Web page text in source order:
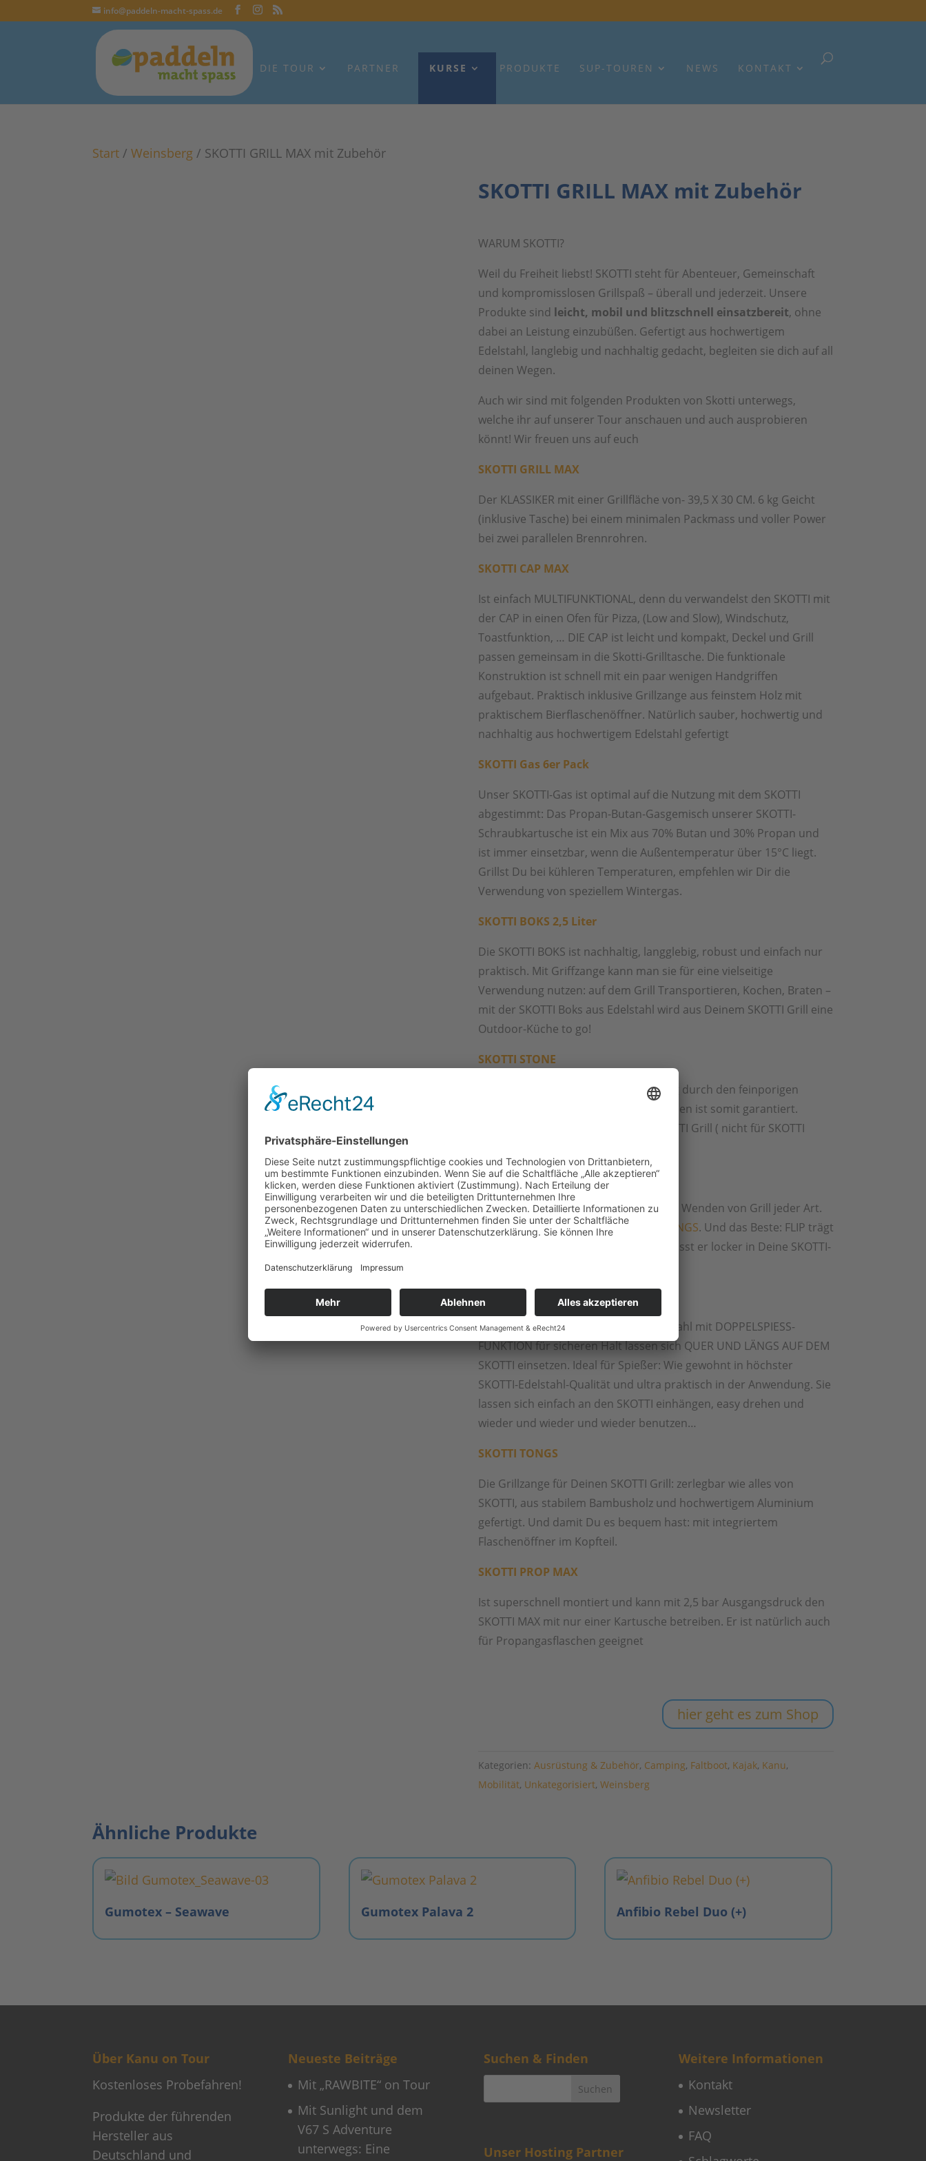
info@paddeln-macht-spass.de
DIE TOUR PARTNER KURSE PRODUKTE SUP-TOUREN NEWS KONTAKT
Start /Weinsberg / SKOTTI GRILL MAX mit Zubehör
SKOTTI GRILL MAX mit Zubehör
WARUM SKOTTI?
Weil du Freiheit liebst! SKOTTI steht für Abenteuer, Gemeinschaft
und kompromisslosen Grillspaß – überall und jederzeit. Unsere
Produkte sind leicht, mobil und blitzschnell einsatzbereit, ohne
dabei an Leistung einzubüßen. Gefertigt aus hochwertigem
Edelstahl, langlebig und nachhaltig gedacht, begleiten sie dich auf all
deinen Wegen.
Auch wir sind mit folgenden Produkten von Skotti unterwegs,
welche ihr auf unserer Tour anschauen und auch ausprobieren
könnt! Wir freuen uns auf euch
SKOTTI GRILL MAX
Der KLASSIKER mit einer Grillfläche von- 39,5 X 30 CM. 6 kg Geicht
(inklusive Tasche) bei einem minimalen Packmass und voller Power
bei zwei parallelen Brennrohren.
SKOTTI CAP MAX
Ist einfach MULTIFUNKTIONAL, denn du verwandelst den SKOTTI mit
der CAP in einen Ofen für Pizza, (Low and Slow), Windschutz,
Toastfunktion, … DIE CAP ist leicht und kompakt, Deckel und Grill
passen gemeinsam in die Skotti-Grilltasche. Die funktionale
Konstruktion ist schnell mit ein paar wenigen Handgriffen
aufgebaut. Praktisch inklusive Grillzange aus feinstem Holz mit
praktischem Bierflaschenöffner. Natürlich sauber, hochwertig und
nachhaltig aus hochwertigem Edelstahl gefertigt
SKOTTI Gas 6er Pack
Unser SKOTTI-Gas ist optimal auf die Nutzung mit dem SKOTTI
abgestimmt: Das Propan-Butan-Gasgemisch unserer SKOTTI-
Schraubkartusche ist ein Mix aus 70% Butan und 30% Propan und
ist immer einsetzbar, wenn die Außentemperatur über 15°C liegt.
Grillst Du bei kühleren Temperaturen, empfehlen wir Dir die
Verwendung von speziellem Wintergas.
SKOTTI BOKS 2,5 Liter
Die SKOTTI BOKS ist nachhaltig, langglebig, robust und einfach nur
praktisch. Mit Griffzange kann man sie für eine vielseitige
Verwendung nutzen: auf dem Grill Transportieren, Kochen, Braten –
mit der SKOTTI Boks aus Edelstahl wird aus Deinem SKOTTI Grill eine
Outdoor-Küche to go!
SKOTTI STONE
Sorgt für eine optimale Hitzeverteilung durch den feinporigen
Cordieritstein. Ein knuspriger Pizzaboden ist somit garantiert.
SKOTTI STONE ist kompatibel mit SKOTTI Grill ( nicht für SKOTTI
SKOTTI FLIP
Ist nachhaltig, langlebig und Ideal zum Wenden von Grill jeder Art.
Ideal kombinierbar mit denSKOTTI TONGS. Und das Beste: FLIP trägt
nicht auf. Durch seine kleinen Maße passt er locker in Deine SKOTTI-
6 Grillspieße aus hochwertigem Edelstahl mit DOPPELSPIESS-
FUNKTION für sicheren Halt lassen sich QUER UND LÄNGS AUF DEM
SKOTTI einsetzen. Ideal für Spießer: Wie gewohnt in höchster
SKOTTI-Edelstahl-Qualität und ultra praktisch in der Anwendung. Sie
lassen sich einfach an den SKOTTI einhängen, easy drehen und
wieder und wieder und wieder benutzen…
SKOTTI TONGS
Die Grillzange für Deinen SKOTTI Grill: zerlegbar wie alles von
SKOTTI, aus stabilem Bambusholz und hochwertigem Aluminium
gefertigt. Und damit Du es bequem hast: mit integriertem
Flaschenöffner im Kopfteil.
SKOTTI PROP MAX
Ist superschnell montiert und kann mit 2,5 bar Ausgangsdruck den
SKOTTI MAX mit nur einer Kartusche betreiben. Er ist natürlich auch
für Propangasflaschen geeignet
hier geht es zum Shop
Kategorien: Ausrüstung & Zubehör, Camping, Faltboot, Kajak, Kanu,
Mobilität, Unkategorisiert, Weinsberg
Ähnliche Produkte
Gumotex – Seawave Gumotex Palava 2 Anfibio Rebel Duo (+)
Über Kanu on Tour
Kostenloses Probefahren!
Produkte der führenden
Hersteller aus
Deutschland und
Neueste Beiträge
Mit „RAWBITE“ on Tour
Mit Sunlight und dem
V67 S Adventure
unterwegs: Eine
Suchen & Finden
Unser Hosting Partner
Weitere Informationen
Kontakt
Newsletter
FAQ